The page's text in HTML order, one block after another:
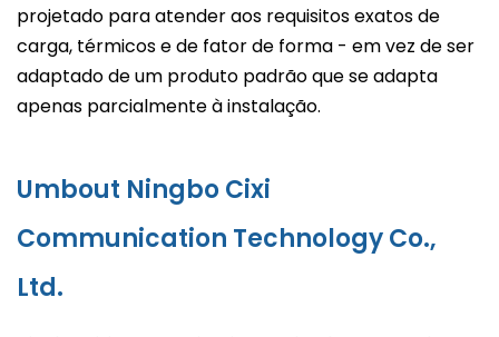
projetado para atender aos requisitos exatos de
carga, térmicos e de fator de forma - em vez de ser
adaptado de um produto padrão que se adapta
apenas parcialmente à instalação.
Umbout Ningbo Cixi
Communication Technology Co.,
Ltd.